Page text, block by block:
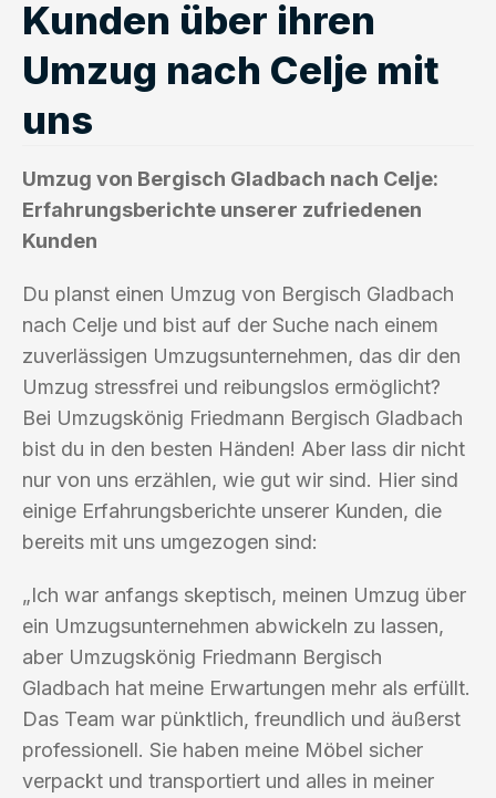
Kunden über ihren
Umzug nach Celje mit
uns
Umzug von Bergisch Gladbach nach Celje:
Erfahrungsberichte unserer zufriedenen
Kunden
Du planst einen Umzug von Bergisch Gladbach
nach Celje und bist auf der Suche nach einem
zuverlässigen Umzugsunternehmen, das dir den
Umzug stressfrei und reibungslos ermöglicht?
Bei Umzugskönig Friedmann Bergisch Gladbach
bist du in den besten Händen! Aber lass dir nicht
nur von uns erzählen, wie gut wir sind. Hier sind
einige Erfahrungsberichte unserer Kunden, die
bereits mit uns umgezogen sind:
„Ich war anfangs skeptisch, meinen Umzug über
ein Umzugsunternehmen abwickeln zu lassen,
aber Umzugskönig Friedmann Bergisch
Gladbach hat meine Erwartungen mehr als erfüllt.
Das Team war pünktlich, freundlich und äußerst
professionell. Sie haben meine Möbel sicher
verpackt und transportiert und alles in meiner